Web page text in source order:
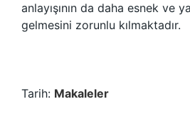
anlayışının da daha esnek ve
gelmesini zorunlu kılmaktadır.
Tarih: Makaleler